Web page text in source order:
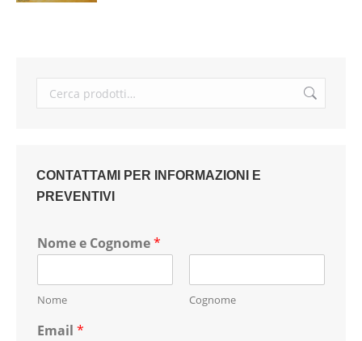
CONTATTAMI PER INFORMAZIONI E
PREVENTIVI
Nome e Cognome*
Nome Cognome
Email *